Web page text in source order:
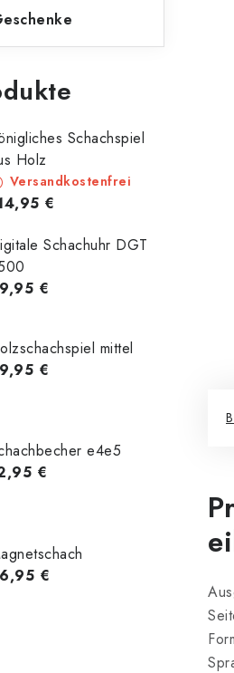
Schachspiel
Holz
Versandkostenfrei
€
Schachuhr DGT
€
mittel
€
e4e5
€
€